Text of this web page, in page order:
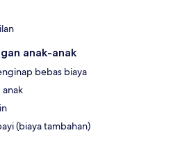
anak-anak
bebas biaya
anak
(biaya tambahan)